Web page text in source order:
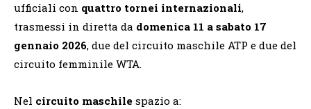
ufficiali con quattro tornei internazionali,
trasmessi in diretta da domenica 11 a sabato 17
gennaio 2026, due del circuito maschile ATP e due del
circuito femminile WTA.
Nel circuito maschile spazio a: